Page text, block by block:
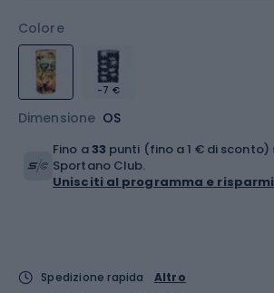
Colore
-7 €
Dimensione OS
Fino a33 punti (fino a 1 € di
Sportano Club.
Unisciti al programma e
Spedizione rapida
Altro